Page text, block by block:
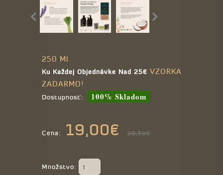
250 Ml
Ku Každej Objednávke Nad 25€ VZORKA
ZADARMO!
Dostupnosť: 100% Skladom
Cena: 19,00€ 20,50€
Množstvo: